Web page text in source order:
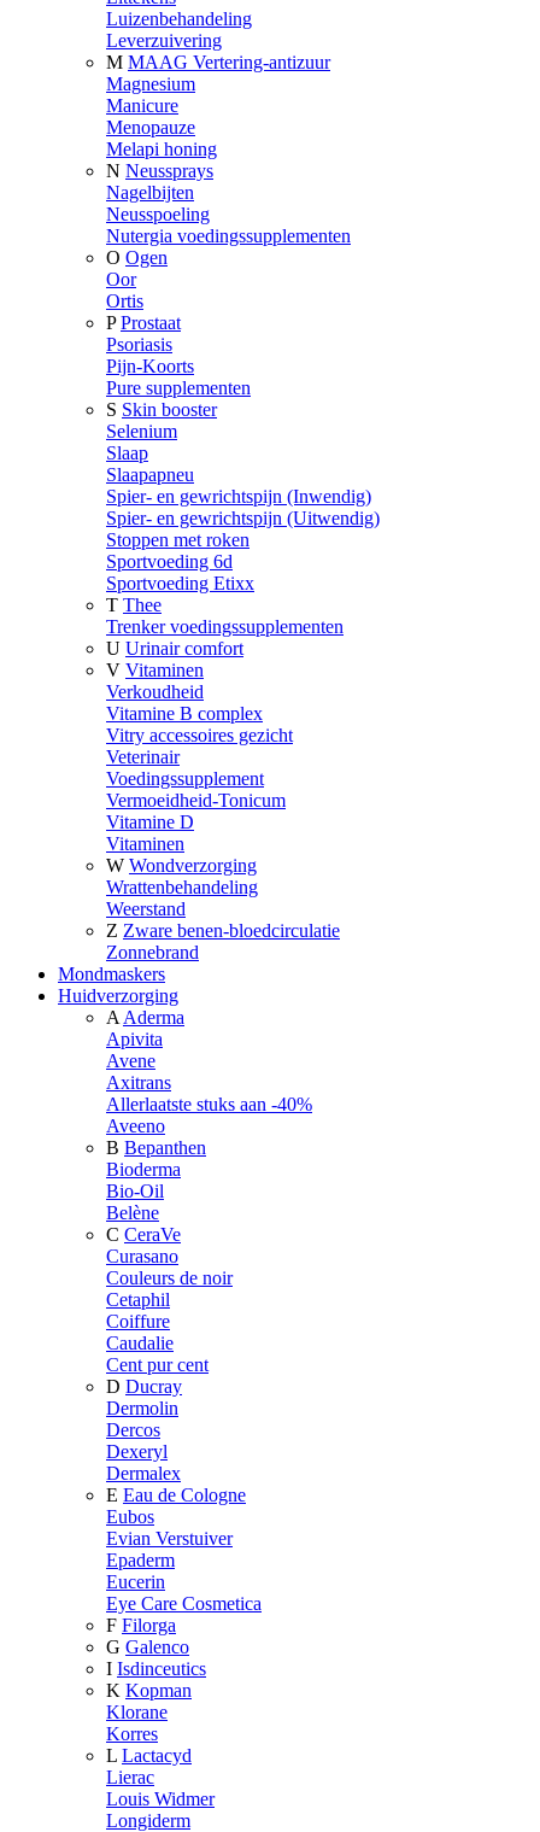
Luizenbehandeling
Leverzuivering
M MAAG Vertering-antizuur
Magnesium
Manicure
Menopauze
Melapi honing
N Neussprays
Nagelbijten
Neusspoeling
Nutergia voedingssupplementen
O Ogen
Oor
Ortis
P Prostaat
Psoriasis
Pijn-Koorts
Pure supplementen
S Skin booster
Selenium
Slaap
Slaapapneu
Spier- en gewrichtspijn (Inwendig)
Spier- en gewrichtspijn (Uitwendig)
Stoppen met roken
Sportvoeding 6d
Sportvoeding Etixx
T Thee
Trenker voedingssupplementen
U Urinair comfort
V Vitaminen
Verkoudheid
Vitamine B complex
Vitry accessoires gezicht
Veterinair
Voedingssupplement
Vermoeidheid-Tonicum
Vitamine D
Vitaminen
W Wondverzorging
Wrattenbehandeling
Weerstand
Z Zware benen-bloedcirculatie
Zonnebrand
Mondmaskers
Huidverzorging
A Aderma
Apivita
Avene
Axitrans
Allerlaatste stuks aan -40%
Aveeno
B Bepanthen
Bioderma
Bio-Oil
Belène
C CeraVe
Curasano
Couleurs de noir
Cetaphil
Coiffure
Caudalie
Cent pur cent
D Ducray
Dermolin
Dercos
Dexeryl
Dermalex
E Eau de Cologne
Eubos
Evian Verstuiver
Epaderm
Eucerin
Eye Care Cosmetica
F Filorga
G Galenco
I Isdinceutics
K Kopman
Klorane
Korres
L Lactacyd
Lierac
Louis Widmer
Longiderm